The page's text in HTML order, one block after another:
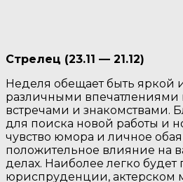
Стрелец (23.11 — 21.12)
Неделя обещает быть яркой
различными впечатлениями
встречами и знакомствами.
для поиска новой работы и
чувство юмора и личное
положительное влияние на
делах. Наиболее легко будет
юриспруденции, актерском